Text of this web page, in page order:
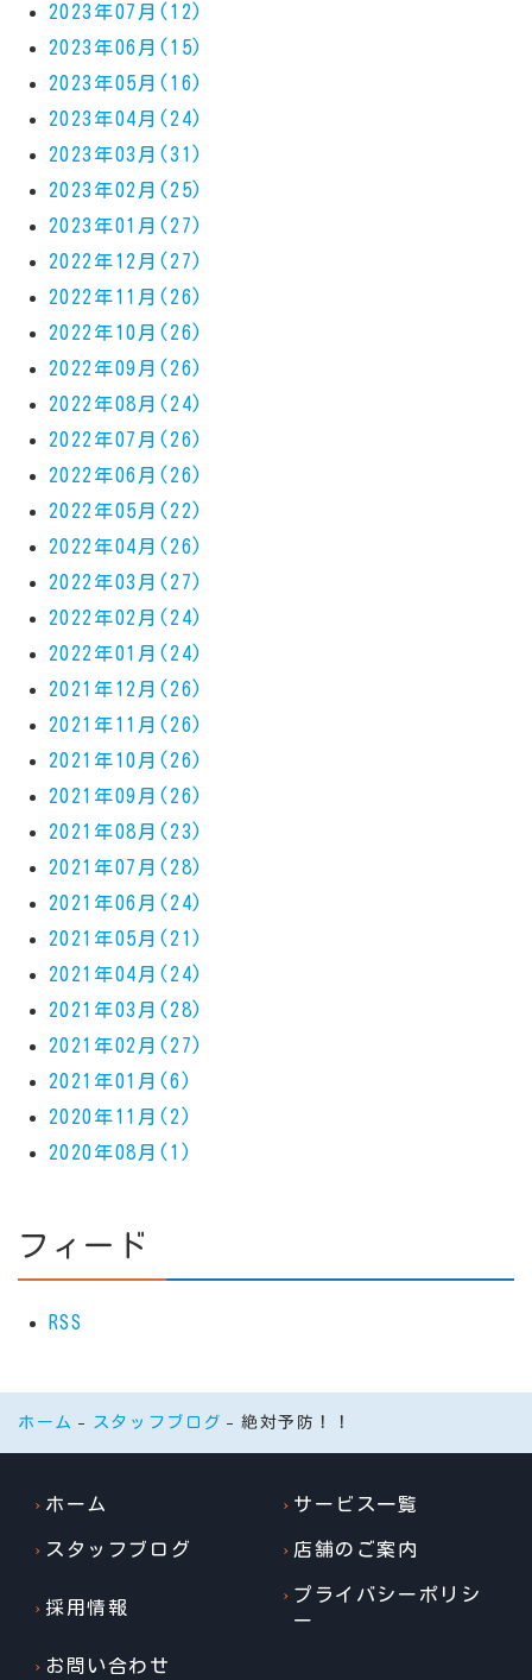
2023年07月(12)
2023年06月(15)
2023年05月(16)
2023年04月(24)
2023年03月(31)
2023年02月(25)
2023年01月(27)
2022年12月(27)
2022年11月(26)
2022年10月(26)
2022年09月(26)
2022年08月(24)
2022年07月(26)
2022年06月(26)
2022年05月(22)
2022年04月(26)
2022年03月(27)
2022年02月(24)
2022年01月(24)
2021年12月(26)
2021年11月(26)
2021年10月(26)
2021年09月(26)
2021年08月(23)
2021年07月(28)
2021年06月(24)
2021年05月(21)
2021年04月(24)
2021年03月(28)
2021年02月(27)
2021年01月(6)
2020年11月(2)
2020年08月(1)
フィード
RSS
ホーム スタッフブログ 絶対予防！！
ホーム サービス一覧
スタッフブログ 店舗のご案内
採用情報
プライバシーポリシ
ー
お問い合わせ